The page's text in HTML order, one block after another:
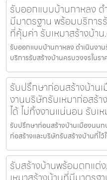
รับออกแบบบ้านกาหลง ด
มีมาตรฐาน พร้อมบริการ
ที่คุ้มค่า รับเหมาสร้างบ้า
รับออกแบบบ้านกาหลง ดำเนินงา
บริการรับสร้างบ้านครบวงจรในร
รับปรึกษาก่อนสร้างบ้าน
งานบริษัทรับเหมาก่อสร้า
ได้ ไม่ทิ้งงานแน่นอน รับเ
รับปรึกษาก่อนสร้างบ้านเมืองนน
ก่อสร้างและบริษัทรับสร้างบ้านที่ไว้
รับสร้างบ้านพร้อมตกแต่ง